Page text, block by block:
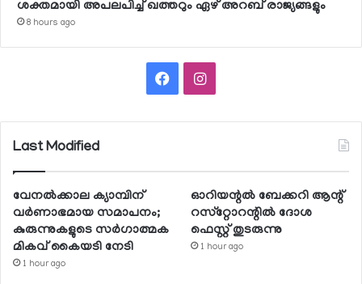
ശക്തമായി അപലപിച്ച് ഖത്തറും ഏഴ് അറബ് രാജ്യങ്ങളും
8 hours ago
FacebookInstagram
Last Modified
വേനല്‍ക്കാല ക്യാമ്പിന്
വര്‍ണാഭമായ സമാപനം;
കുരുന്നുകളുടെ സര്‍ഗാത്മക
മികവ് കൈയടി നേടി
1 hour ago
ഓറിയന്റല്‍ ബേക്കറി ആന്റ്
റസ്‌റ്റോറന്റില്‍ ദോശ
ഫെസ്റ്റ് തുടരുന്നു
1 hour ago